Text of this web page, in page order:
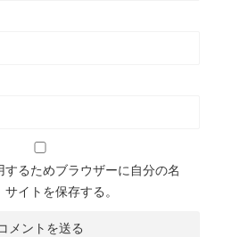
するためブラウザーに自分の名
イトを保存する。